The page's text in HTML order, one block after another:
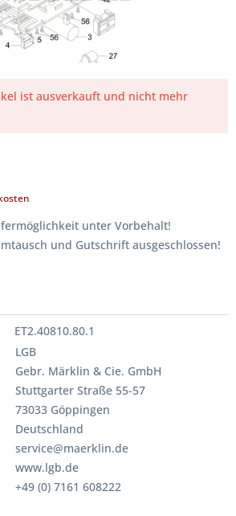
ist ausverkauft und nicht mehr
unter Vorbehalt!
und Gutschrift ausgeschlossen!
ET2.40810.80.1
LGB
Gebr. Märklin & Cie. GmbH
Stuttgarter Straße 55-57
73033 Göppingen
Deutschland
service@maerklin.de
www.lgb.de
+49 (0) 7161 608222